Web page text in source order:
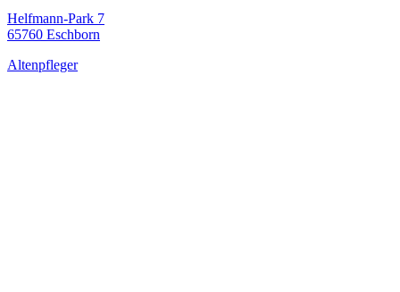
Helfmann-Park 7
65760 Eschborn
Altenpfleger